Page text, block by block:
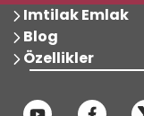
Imtilak Emlak
Blog
Özellikler